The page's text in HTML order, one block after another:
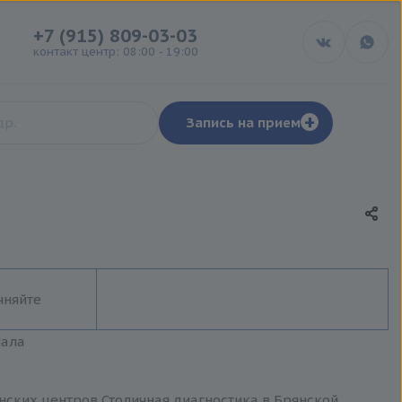
+7 (915) 809-03-03
контакт центр: 08:00 - 19:00
Запись на прием +